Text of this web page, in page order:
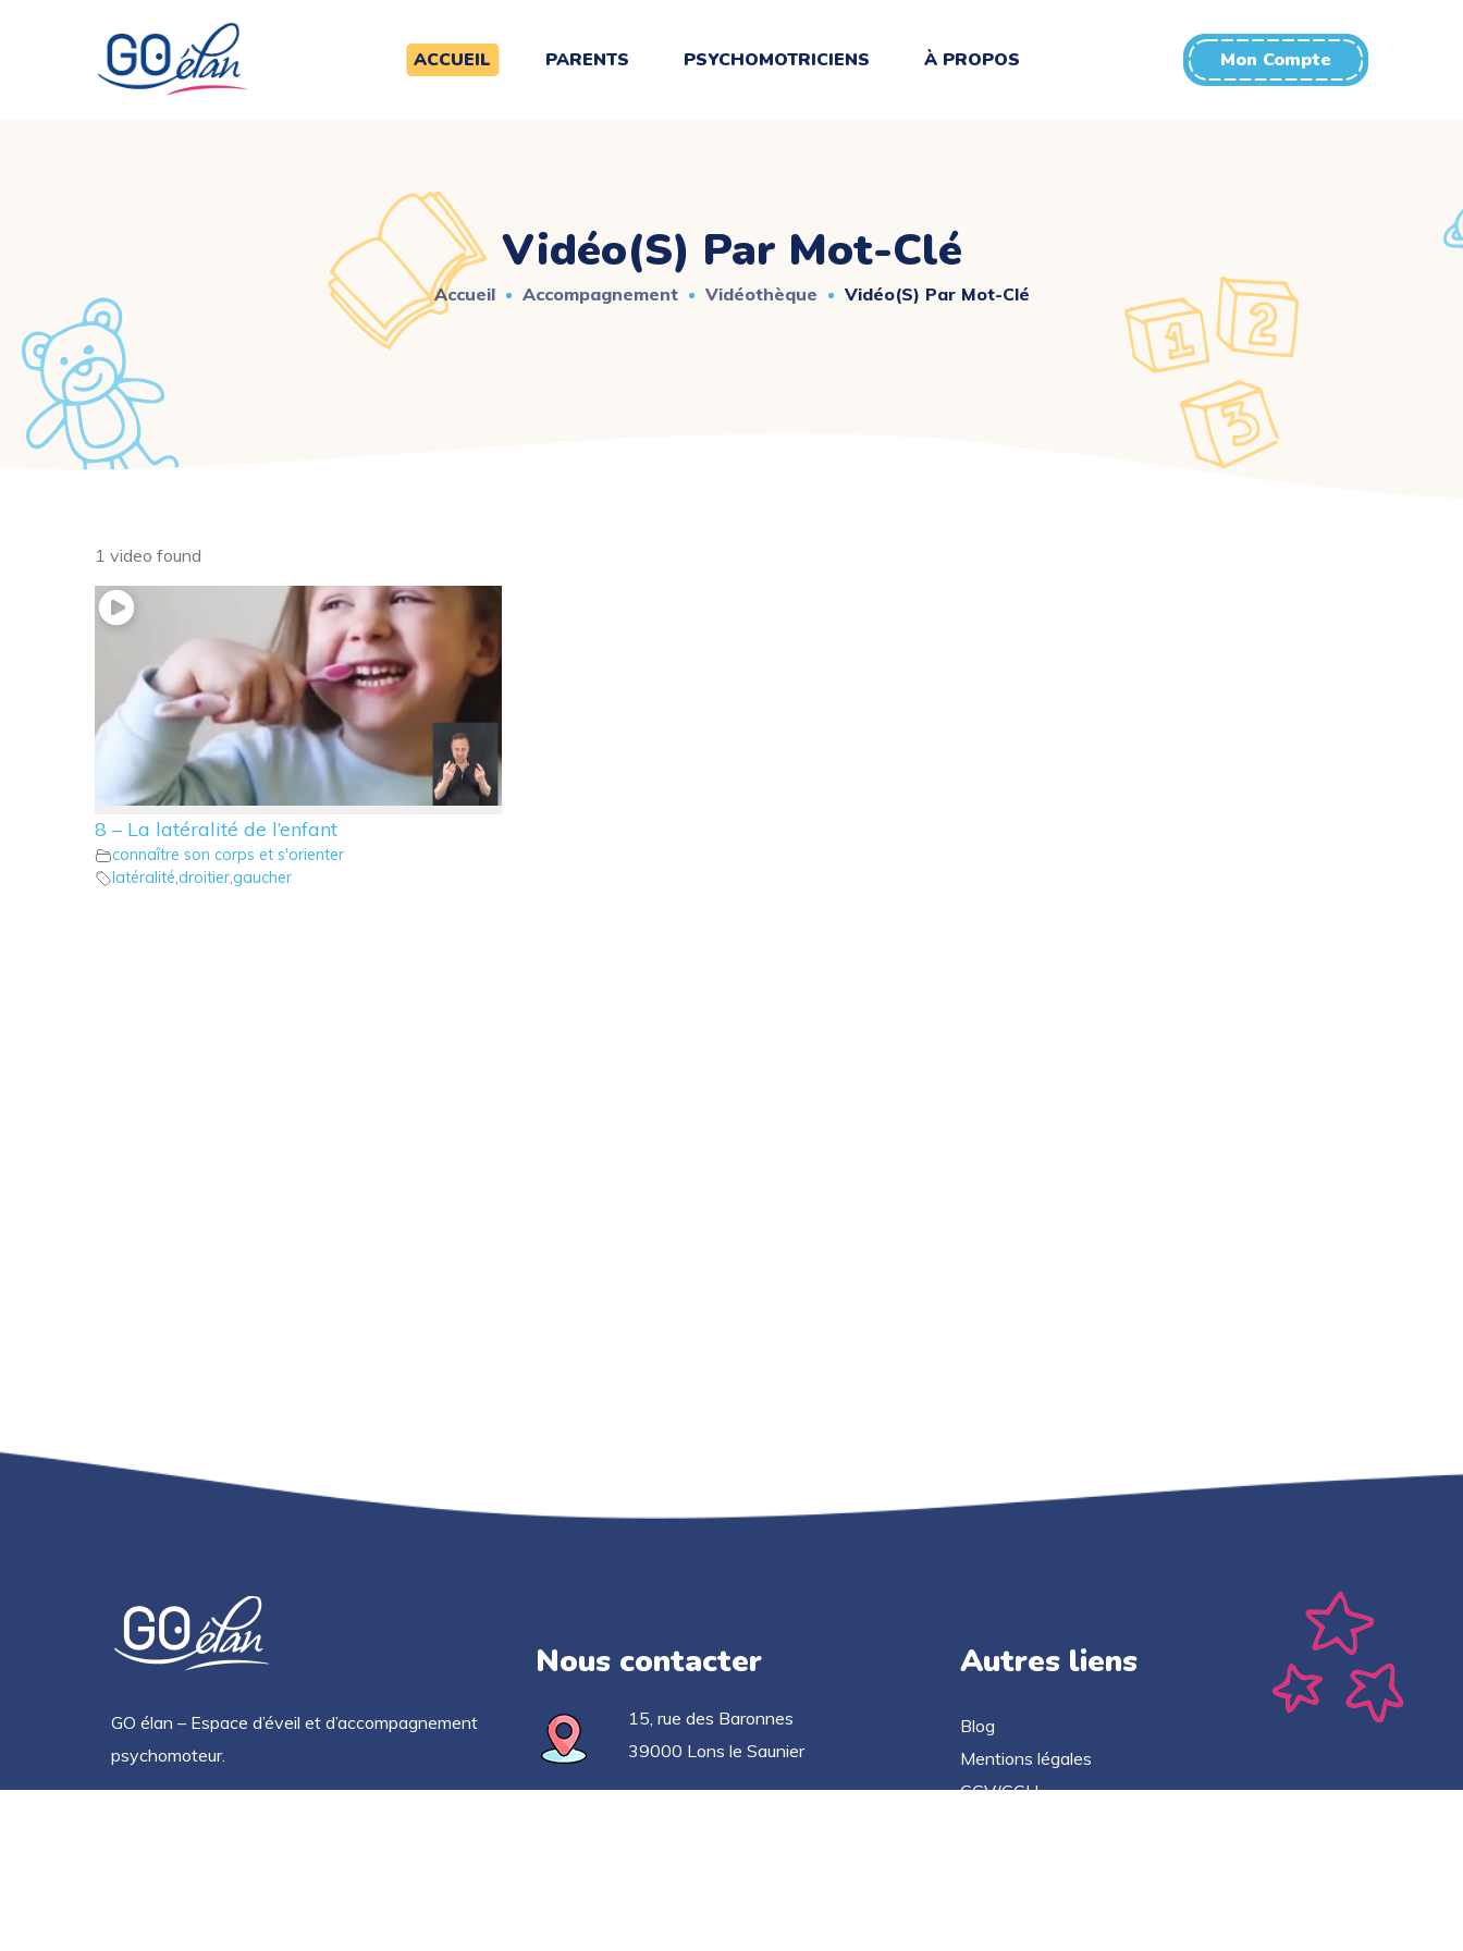
ACCUEIL PARENTS PSYCHOMOTRICIENS À PROPOS Mon Compte
Vidéo(s) Par Mot-Clé
Accueil Accompagnement Vidéothèque Vidéo(s) Par Mot-Clé
1 video found
8 – La latéralité de l’enfant
connaître son corps et s'orienter
latéralité,droitier,gaucher
GO élan – Espace d’éveil et d’accompagnement
psychomoteur.
Nous contacter
15, rue des Baronnes
39000 Lons le Saunier
Autres liens
Blog
Mentions légales
CGV/CGU